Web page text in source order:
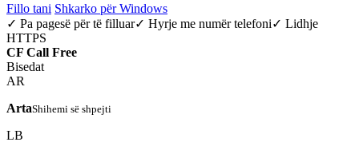
Fillo tani Shkarko për Windows
✓ Pa pagesë për të filluar✓ Hyrje me numër telefoni✓ Lidhje
HTTPS
CF Call Free
Bisedat
AR
ArtaShihemi së shpejti
LB